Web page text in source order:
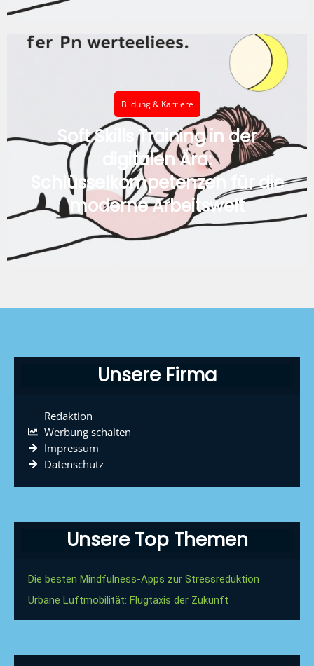
Bildung & Karriere
Soft Skills Training in der
digitalen Ära:
Schlüsselkompetenzen für die
moderne Arbeitswelt
Unsere Firma
Redaktion
Werbung schalten
Impressum
Datenschutz
Unsere Top Themen
Die besten Mindfulness-Apps zur Stressreduktion
Urbane Luftmobilität: Flugtaxis der Zukunft